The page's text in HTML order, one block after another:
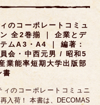
のコーポレートコミュ
全2巻揃 ｜ 企業とデ
ムA3・A4 ｜ 編著：
会・中西元男 / 昭和5
業能率短期大学出版部
書
ィのコーポレートコミュニ
入荷！ 本書は、DECOMAS